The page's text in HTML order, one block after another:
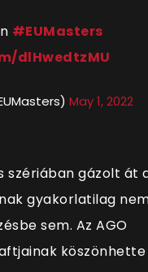
#EUMasters
dlHwedtzMU
May 1, 2022
szériában gázolt át
gyakorlatilag
sem. Az AGO